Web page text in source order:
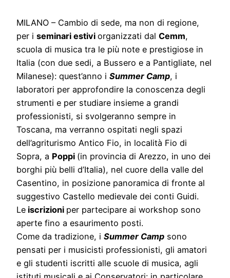
MILANO – Cambio di sede, ma non di regione,
per i seminari estivi organizzati dal Cemm,
scuola di musica tra le più note e prestigiose in
Italia (con due sedi, a Bussero e a Pantigliate, nel
Milanese): quest’anno i Summer Camp, i
laboratori per approfondire la conoscenza degli
strumenti e per studiare insieme a grandi
professionisti, si svolgeranno sempre in
Toscana, ma verranno ospitati negli spazi
dell’agriturismo Antico Fio, in località Fio di
Sopra, a Poppi (in provincia di Arezzo, in uno dei
borghi più belli d’Italia), nel cuore della valle del
Casentino, in posizione panoramica di fronte al
suggestivo Castello medievale dei conti Guidi.
Le iscrizioni per partecipare ai workshop sono
aperte fino a esaurimento posti.
Come da tradizione, i Summer Camp sono
pensati per i musicisti professionisti, gli amatori
e gli studenti iscritti alle scuole di musica, agli